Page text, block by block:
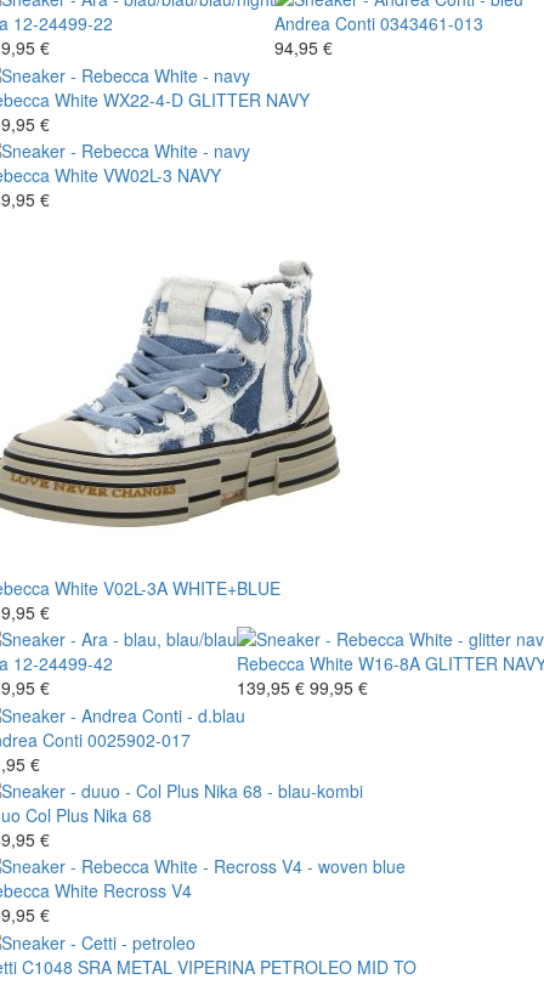
12-24499-22
€
Andrea Conti 0343461-013
94,95 €
White WX22-4-D GLITTER NAVY
€
White VW02L-3 NAVY
€
White V02L-3A WHITE+BLUE
€
12-24499-42
€
Rebecca White W16-8A GLITTER
139,95 € 99,95 €
Conti 0025902-017
€
Col Plus Nika 68
€
White Recross V4
€
C1048 SRA METAL VIPERINA PETROLEO MID TO